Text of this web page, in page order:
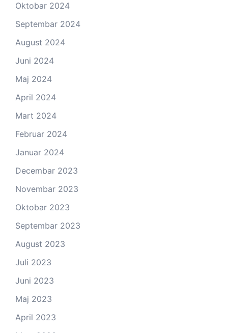
Oktobar 2024
Septembar 2024
August 2024
Juni 2024
Maj 2024
April 2024
Mart 2024
Februar 2024
Januar 2024
Decembar 2023
Novembar 2023
Oktobar 2023
Septembar 2023
August 2023
Juli 2023
Juni 2023
Maj 2023
April 2023